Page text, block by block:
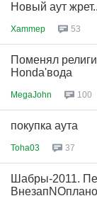
Новый аут жрет..
Xammep 53
Поменял
Honda'вода
MegaJohn 100
покупка аута
Toha03 37
Шабры-2011.